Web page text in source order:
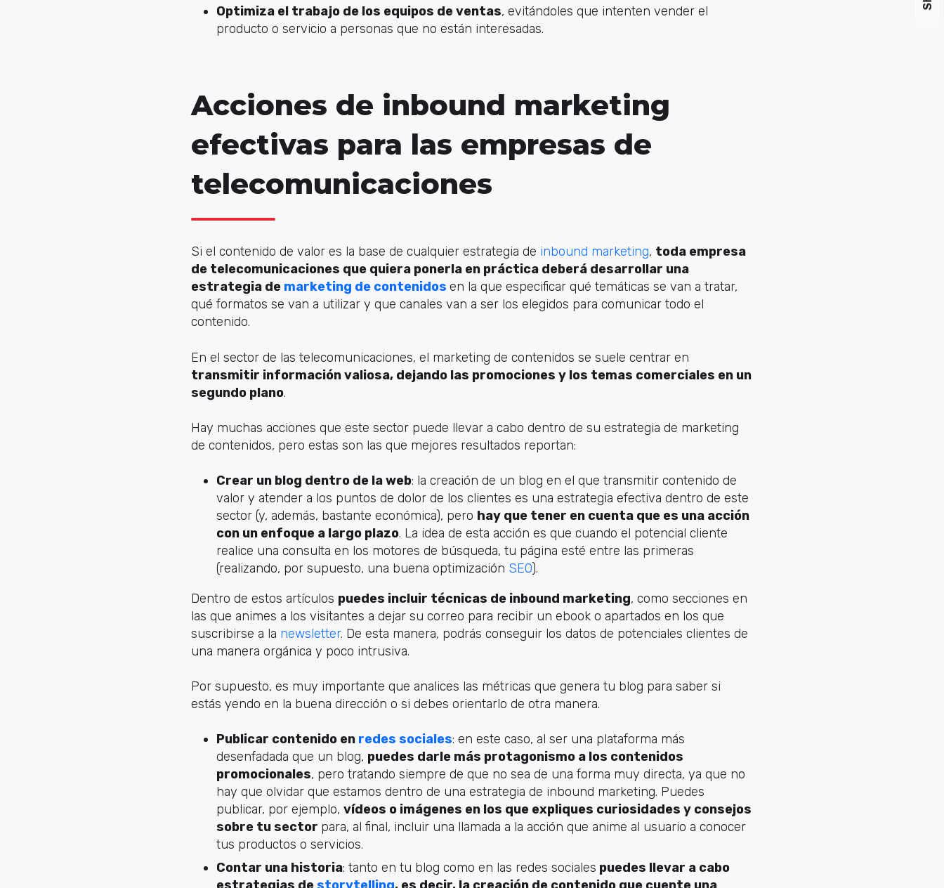
Optimiza el trabajo de los equipos de ventas, evitándoles que intenten vender el
producto o servicio a personas que no están interesadas.
Acciones de inbound marketing
efectivas para las empresas de
telecomunicaciones
Si el contenido de valor es la base de cualquier estrategia de inbound marketing, toda empresa
de telecomunicaciones que quiera ponerla en práctica deberá desarrollar una
estrategia de marketing de contenidos en la que especificar qué temáticas se van a tratar,
qué formatos se van a utilizar y que canales van a ser los elegidos para comunicar todo el
contenido.
En el sector de las telecomunicaciones, el marketing de contenidos se suele centrar en
transmitir información valiosa, dejando las promociones y los temas comerciales en un
segundo plano.
Hay muchas acciones que este sector puede llevar a cabo dentro de su estrategia de marketing
de contenidos, pero estas son las que mejores resultados reportan:
Crear un blog dentro de la web: la creación de un blog en el que transmitir contenido de
valor y atender a los puntos de dolor de los clientes es una estrategia efectiva dentro de este
sector (y, además, bastante económica), pero hay que tener en cuenta que es una acción
con un enfoque a largo plazo. La idea de esta acción es que cuando el potencial cliente
realice una consulta en los motores de búsqueda, tu página esté entre las primeras
(realizando, por supuesto, una buena optimización SEO).
Dentro de estos artículos puedes incluir técnicas de inbound marketing, como secciones en
las que animes a los visitantes a dejar su correo para recibir un ebook o apartados en los que
suscribirse a la newsletter. De esta manera, podrás conseguir los datos de potenciales clientes de
una manera orgánica y poco intrusiva.
Por supuesto, es muy importante que analices las métricas que genera tu blog para saber si
estás yendo en la buena dirección o si debes orientarlo de otra manera.
Publicar contenido en redes sociales: en este caso, al ser una plataforma más
desenfadada que un blog, puedes darle más protagonismo a los contenidos
promocionales, pero tratando siempre de que no sea de una forma muy directa, ya que no
hay que olvidar que estamos dentro de una estrategia de inbound marketing. Puedes
publicar, por ejemplo, vídeos o imágenes en los que expliques curiosidades y consejos
sobre tu sector para, al final, incluir una llamada a la acción que anime al usuario a conocer
tus productos o servicios.
Contar una historia: tanto en tu blog como en las redes sociales puedes llevar a cabo